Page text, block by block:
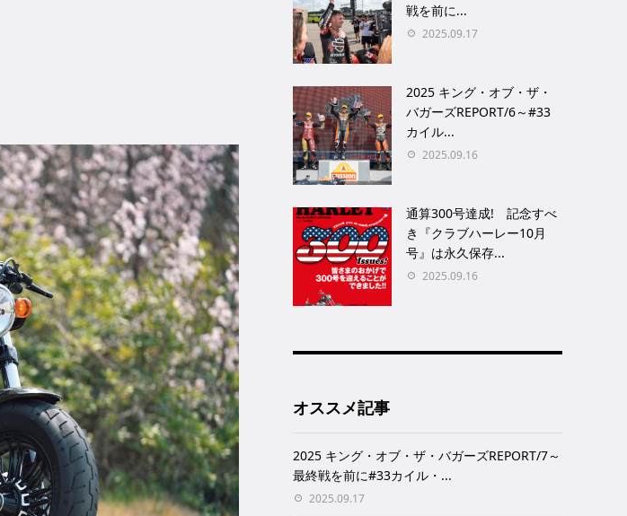
戦を前に...
2025.09.17
2025 キング・オブ・ザ・
バガーズREPORT/6～#33
カイル...
2025.09.16
通算300号達成! 記念すべ
き『クラブハーレー10月
号』は永久保存...
2025.09.16
オススメ記事
2025 キング・オブ・ザ・バガーズREPORT/7～
最終戦を前に#33カイル・...
2025.09.17